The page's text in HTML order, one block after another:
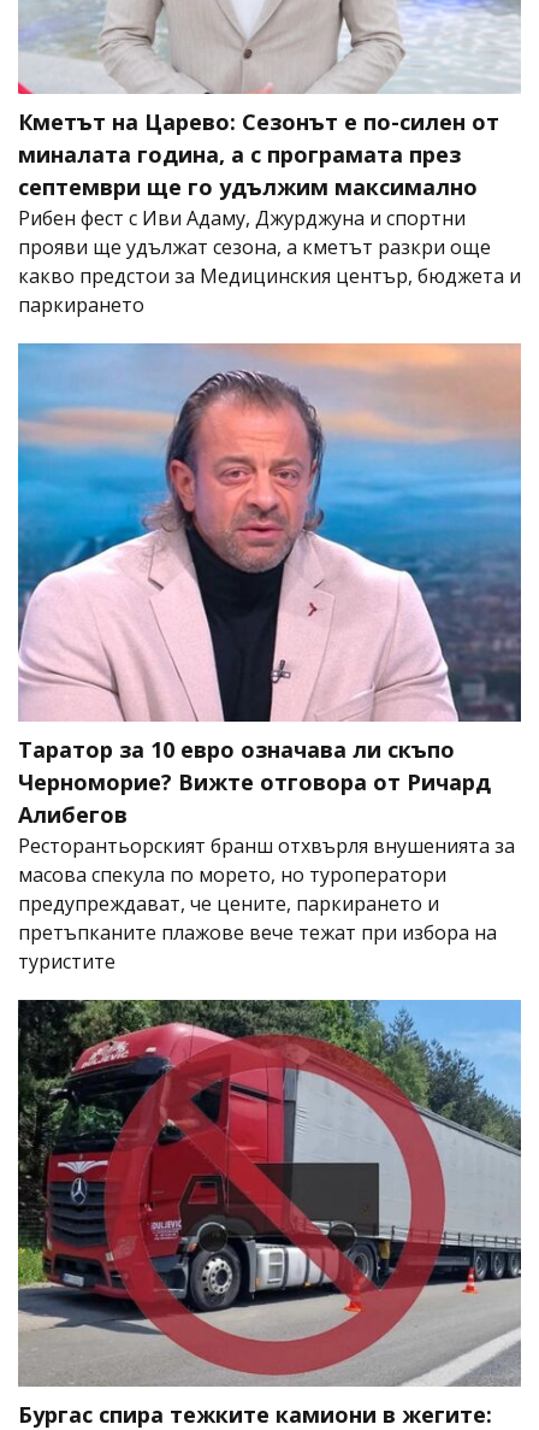
Кметът на Царево: Сезонът е по-силен от
миналата година, а с програмата през
септември ще го удължим максимално
Рибен фест с Иви Адаму, Джурджуна и спортни
прояви ще удължат сезона, а кметът разкри още
какво предстои за Медицинския център, бюджета и
паркирането
Таратор за 10 евро означава ли скъпо
Черноморие? Вижте отговора от Ричард
Алибегов
Ресторантьорският бранш отхвърля внушенията за
масова спекула по морето, но туроператори
предупреждават, че цените, паркирането и
претъпканите плажове вече тежат при избора на
туристите
Бургас спира тежките камиони в жегите: